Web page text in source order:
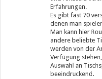
Erfahrungen.
Es gibt fast 70
denen man
Man kann hier
andere beliebte
werden von der
Verfügung
Auswahl an
beeindruckend.